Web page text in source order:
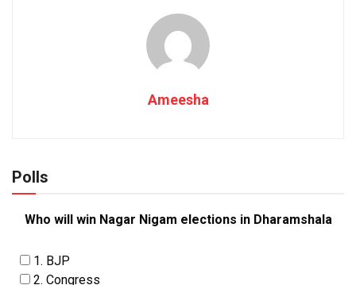
Ameesha
Polls
Who will win Nagar Nigam elections in Dharamshala
1. BJP
2. Congress